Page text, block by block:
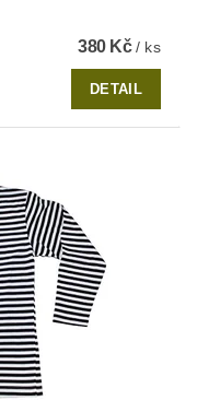
380 Kč/ ks
DETAIL